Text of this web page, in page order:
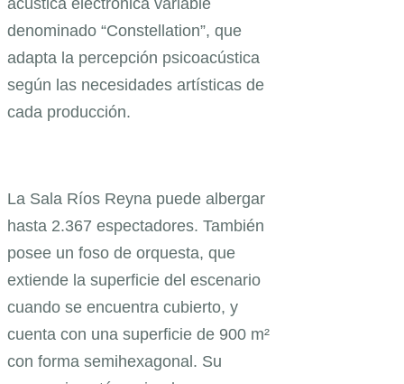
acústica electrónica variable
denominado “Constellation”, que
adapta la percepción psicoacústica
según las necesidades artísticas de
cada producción.
La Sala Ríos Reyna puede albergar
hasta 2.367 espectadores. También
posee un foso de orquesta, que
extiende la superficie del escenario
cuando se encuentra cubierto, y
cuenta con una superficie de 900 m²
con forma semihexagonal. Su